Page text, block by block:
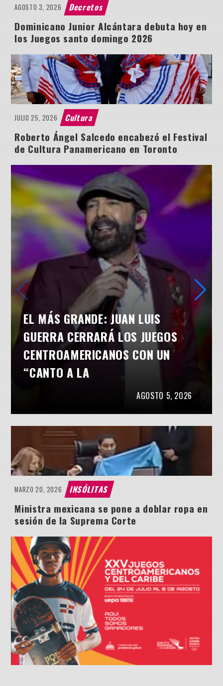
AGOSTO 3, 2026 Decretos
Dominicano Junior Alcántara debuta hoy en
los Juegos santo domingo 2026
JULIO 25, 2026 Cultura
Roberto Ángel Salcedo encabezó el Festival
de Cultura Panamericano en Toronto
EL MÁS GRANDE: JUAN LUIS
GUERRA CERRARÁ LOS JUEGOS
CENTROAMERICANOS CON UN
“CANTO A LA
AGOSTO 5, 2026
MARZO 20, 2026 INSÓLITAS
Ministra mexicana se pone a doblar ropa en
sesión de la Suprema Corte